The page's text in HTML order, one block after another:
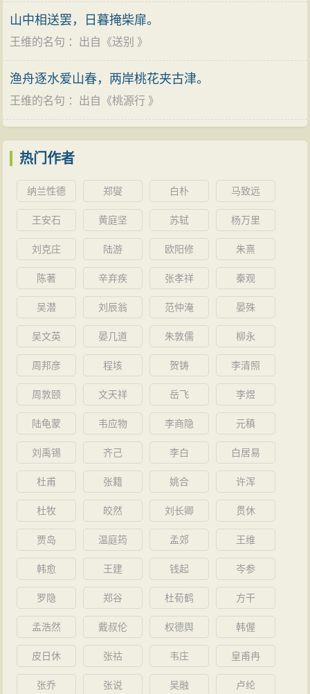
山中相送罢，日暮掩柴扉。
王维的名句 ：出自《送别 》
渔舟逐水爱山春，两岸桃花夹古津。
王维的名句 ：出自《桃源行 》
热门作者
纳兰性德 郑燮 白朴 马致远
王安石 黄庭坚 苏轼 杨万里
刘克庄 陆游 欧阳修 朱熹
陈著 辛弃疾 张孝祥 秦观
吴潜 刘辰翁 范仲淹 晏殊
吴文英 晏几道 朱敦儒 柳永
周邦彦 程垓 贺铸 李清照
周敦颐 文天祥 岳飞 李煜
陆龟蒙 韦应物 李商隐 元稹
刘禹锡 齐己 李白 白居易
杜甫 张籍 姚合 许浑
杜牧 皎然 刘长卿 贯休
贾岛 温庭筠 孟郊 王维
韩愈 王建 钱起 岑参
罗隐 郑谷 杜荀鹤 方干
孟浩然 戴叔伦 权德舆 韩偓
皮日休 张祜 韦庄 皇甫冉
张乔 张说 吴融 卢纶